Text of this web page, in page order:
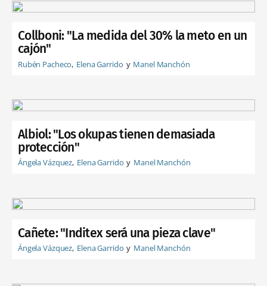
Collboni: "La medida del 30% la meto en un
cajón"
Rubén Pacheco Elena Garrido Manel Manchón
Albiol: "Los okupas tienen demasiada
protección"
Ángela Vázquez Elena Garrido Manel Manchón
Cañete: "Inditex será una pieza clave"
Ángela Vázquez Elena Garrido Manel Manchón